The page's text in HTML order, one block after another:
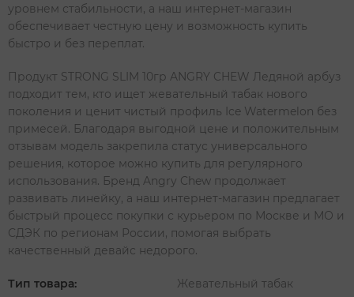
уровнем стабильности, а наш интернет-магазин
обеспечивает честную цену и возможность купить
быстро и без переплат.
Продукт STRONG SLIM 10гр ANGRY CHEW Ледяной арбуз
подходит тем, кто ищет жевательный табак нового
поколения и ценит чистый профиль Ice Watermelon без
примесей. Благодаря выгодной цене и положительным
отзывам модель закрепила статус универсального
решения, которое можно купить для регулярного
использования. Бренд Angry Chew продолжает
развивать линейку, а наш интернет-магазин предлагает
быстрый процесс покупки с курьером по Москве и МО и
СДЭК по регионам России, помогая выбрать
качественный девайс недорого.
Тип товара:
Жевательный табак